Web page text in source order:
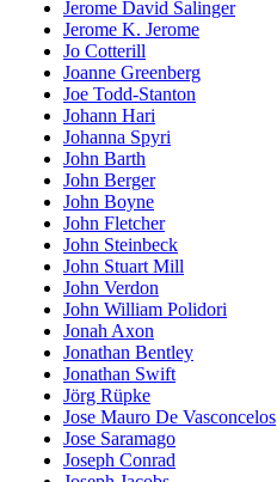
Jerome David Salinger
Jerome K. Jerome
Jo Cotterill
Joanne Greenberg
Joe Todd-Stanton
Johann Hari
Johanna Spyri
John Barth
John Berger
John Boyne
John Fletcher
John Steinbeck
John Stuart Mill
John Verdon
John William Polidori
Jonah Axon
Jonathan Bentley
Jonathan Swift
Jörg Rüpke
Jose Mauro De Vasconcelos
Jose Saramago
Joseph Conrad